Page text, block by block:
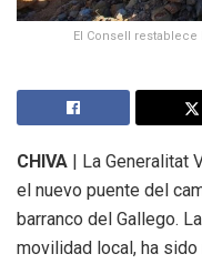
El Consell
CHIVA | La Generalitat
el nuevo puente del
barranco del Gallego.
movilidad local, ha